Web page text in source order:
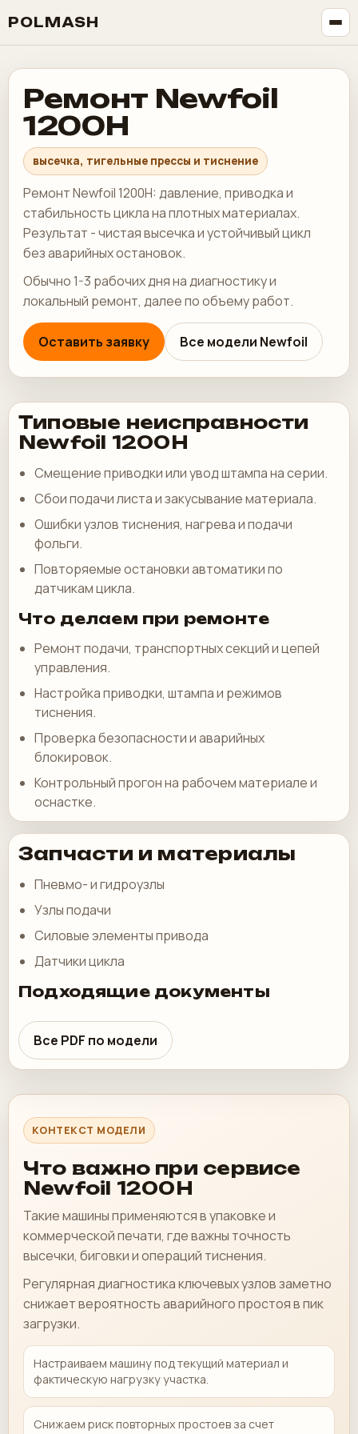
POLMASH
Ремонт Newfoil
1200H
высечка, тигельные прессы и тиснение
Ремонт Newfoil 1200H: давление, приводка и
стабильность цикла на плотных материалах.
Результат - чистая высечка и устойчивый цикл
без аварийных остановок.
Обычно 1-3 рабочих дня на диагностику и
локальный ремонт, далее по объему работ.
Оставить заявку Все модели Newfoil
Типовые неисправности
Newfoil 1200H
Смещение приводки или увод штампа на серии.
Сбои подачи листа и закусывание материала.
Ошибки узлов тиснения, нагрева и подачи
фольги.
Повторяемые остановки автоматики по
датчикам цикла.
Что делаем при ремонте
Ремонт подачи, транспортных секций и цепей
управления.
Настройка приводки, штампа и режимов
тиснения.
Проверка безопасности и аварийных
блокировок.
Контрольный прогон на рабочем материале и
оснастке.
Запчасти и материалы
Пневмо- и гидроузлы
Узлы подачи
Силовые элементы привода
Датчики цикла
Подходящие документы
Все PDF по модели
КОНТЕКСТ МОДЕЛИ
Что важно при сервисе
Newfoil 1200H
Такие машины применяются в упаковке и
коммерческой печати, где важны точность
высечки, биговки и операций тиснения.
Регулярная диагностика ключевых узлов заметно
снижает вероятность аварийного простоя в пик
загрузки.
Настраиваем машину под текущий материал и
фактическую нагрузку участка.
Снижаем риск повторных простоев за счет